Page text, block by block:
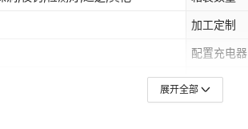
加工定制
配置充电器
颜色
展开全部